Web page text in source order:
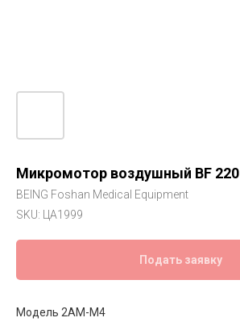
Микромотор воздушный BF 220
BEING Foshan Medical Equipment
SKU:
ЦА1999
Подать заявку
Модель 2АМ-М4